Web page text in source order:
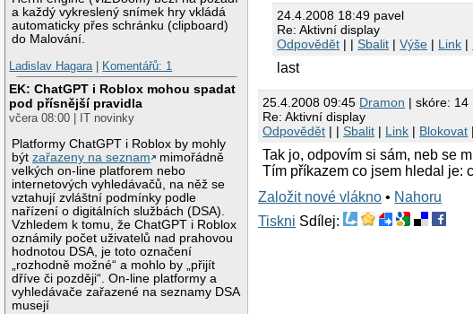
a každý vykreslený snímek hry vkládá
automaticky přes schránku (clipboard)
do Malování.
Ladislav Hagara
Komentářů: 1
EK: ChatGPT i Roblox mohou spadat
pod přísnější pravidla
včera 08:00 | IT novinky
Platformy ChatGPT i Roblox by mohly
býtzařazeny na seznam
mimořádně
velkých on-line platforem nebo
internetových vyhledávačů, na něž se
vztahují zvláštní podmínky podle
nařízení o digitálních službách (DSA).
Vzhledem k tomu, že ChatGPT i Roblox
oznámily počet uživatelů nad prahovou
hodnotou DSA, je toto označení
„rozhodně možné“ a mohlo by „přijít
dříve či později“. On-line platformy a
vyhledávače zařazené na seznamy DSA
musejí
24.4.2008 18:49 pavel
Re: Aktivní display
Odpovědět | |Sbalit |Výše | Link |
last
25.4.2008 09:45 Dramon | skóre: 14
Re: Aktivní display
Odpovědět | |Sbalit | Link | Blokovat
Tak jo, odpovím si sám, neb se
Tím příkazem co jsem hledal je:
Založit nové vlákno • Nahoru
Tiskni Sdílej: